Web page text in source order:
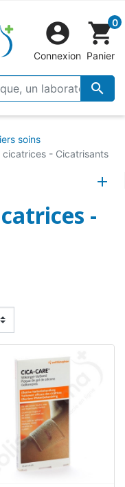


Connexion
shopping_cart0
Panier
soins
cicatrices - Cicatrisants
-